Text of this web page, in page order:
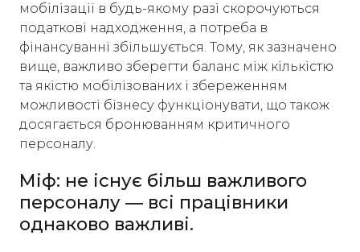
мобілізації в будь-якому разі скорочуються
податкові надходження, а потреба в
фінансуванні збільшується. Тому, як зазначено
вище, важливо зберегти баланс між кількістю
та якістю мобілізованих і збереженням
можливості бізнесу функціонувати, що також
досягається бронюванням критичного
персоналу.
Міф: не існує більш важливого
персоналу — всі працівники
однаково важливі.